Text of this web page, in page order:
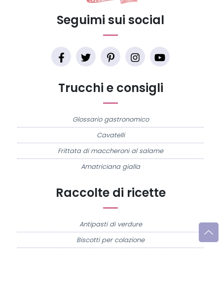
Raccolte di ricette
Antipasti di verdure
Biscotti per colazione
Trucchi e consigli
Glossario gastronomico
Cavatelli
Frittata di maccheroni al salame
Amatriciana gialla
Seguimi sui social